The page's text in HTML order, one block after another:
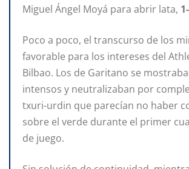
Miguel Ángel Moyá para abrir lata,
Poco a poco, el transcurso de los
favorable para los intereses del
Bilbao. Los de Garitano se
intensos y neutralizaban por
txuri-urdin que parecían no haber
sobre el verde durante el primer
de juego.